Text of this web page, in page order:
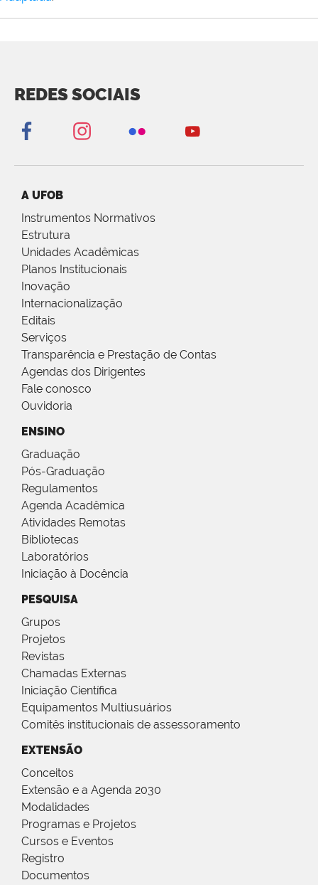
REDES SOCIAIS
A UFOB
Instrumentos Normativos
Estrutura
Unidades Acadêmicas
Planos Institucionais
Inovação
Internacionalização
Editais
Serviços
Transparência e Prestação de Contas
Agendas dos Dirigentes
Fale conosco
Ouvidoria
ENSINO
Graduação
Pós-Graduação
Regulamentos
Agenda Acadêmica
Atividades Remotas
Bibliotecas
Laboratórios
Iniciação à Docência
PESQUISA
Grupos
Projetos
Revistas
Chamadas Externas
Iniciação Científica
Equipamentos Multiusuários
Comitês institucionais de assessoramento
EXTENSÃO
Conceitos
Extensão e a Agenda 2030
Modalidades
Programas e Projetos
Cursos e Eventos
Registro
Documentos